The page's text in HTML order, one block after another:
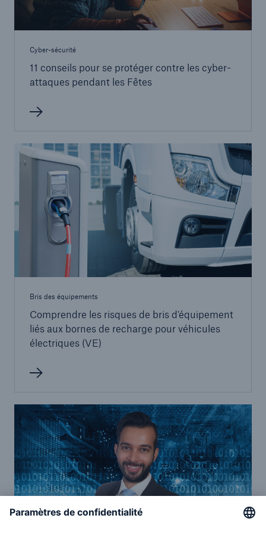
Cyber-sécurité
11 conseils pour se protéger contre les cyber-
attaques pendant les Fêtes
Bris des équipements
Comprendre les risques de bris d’équipement
liés aux bornes de recharge pour véhicules
électriques (VE)